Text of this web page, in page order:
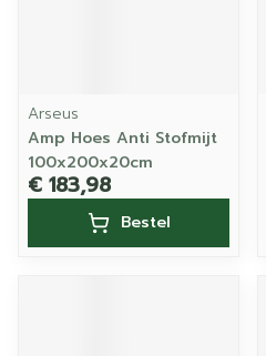
Arseus
Amp Hoes Anti Stofmijt
100x200x20cm
€ 183,98
Bestel